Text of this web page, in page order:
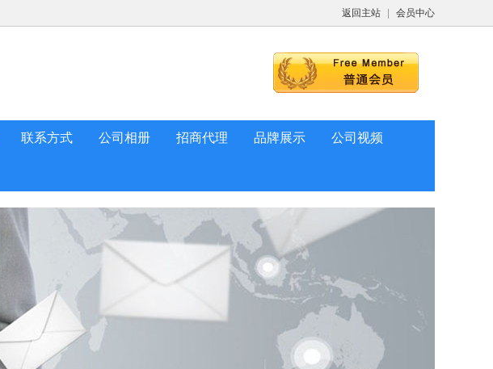
返回主站 会员中心
联系方式 公司相册 招商代理 品牌展示 公司视频